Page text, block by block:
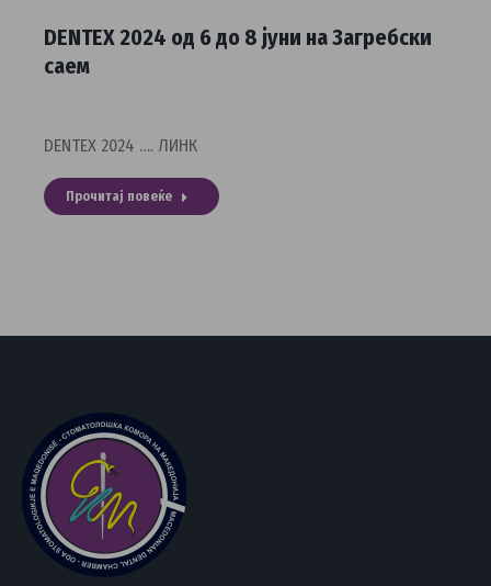
DENTEX 2024 од 6 до 8 јуни на Загребски
саем
DENTEX 2024 …. ЛИНК
Прочитај повеќе